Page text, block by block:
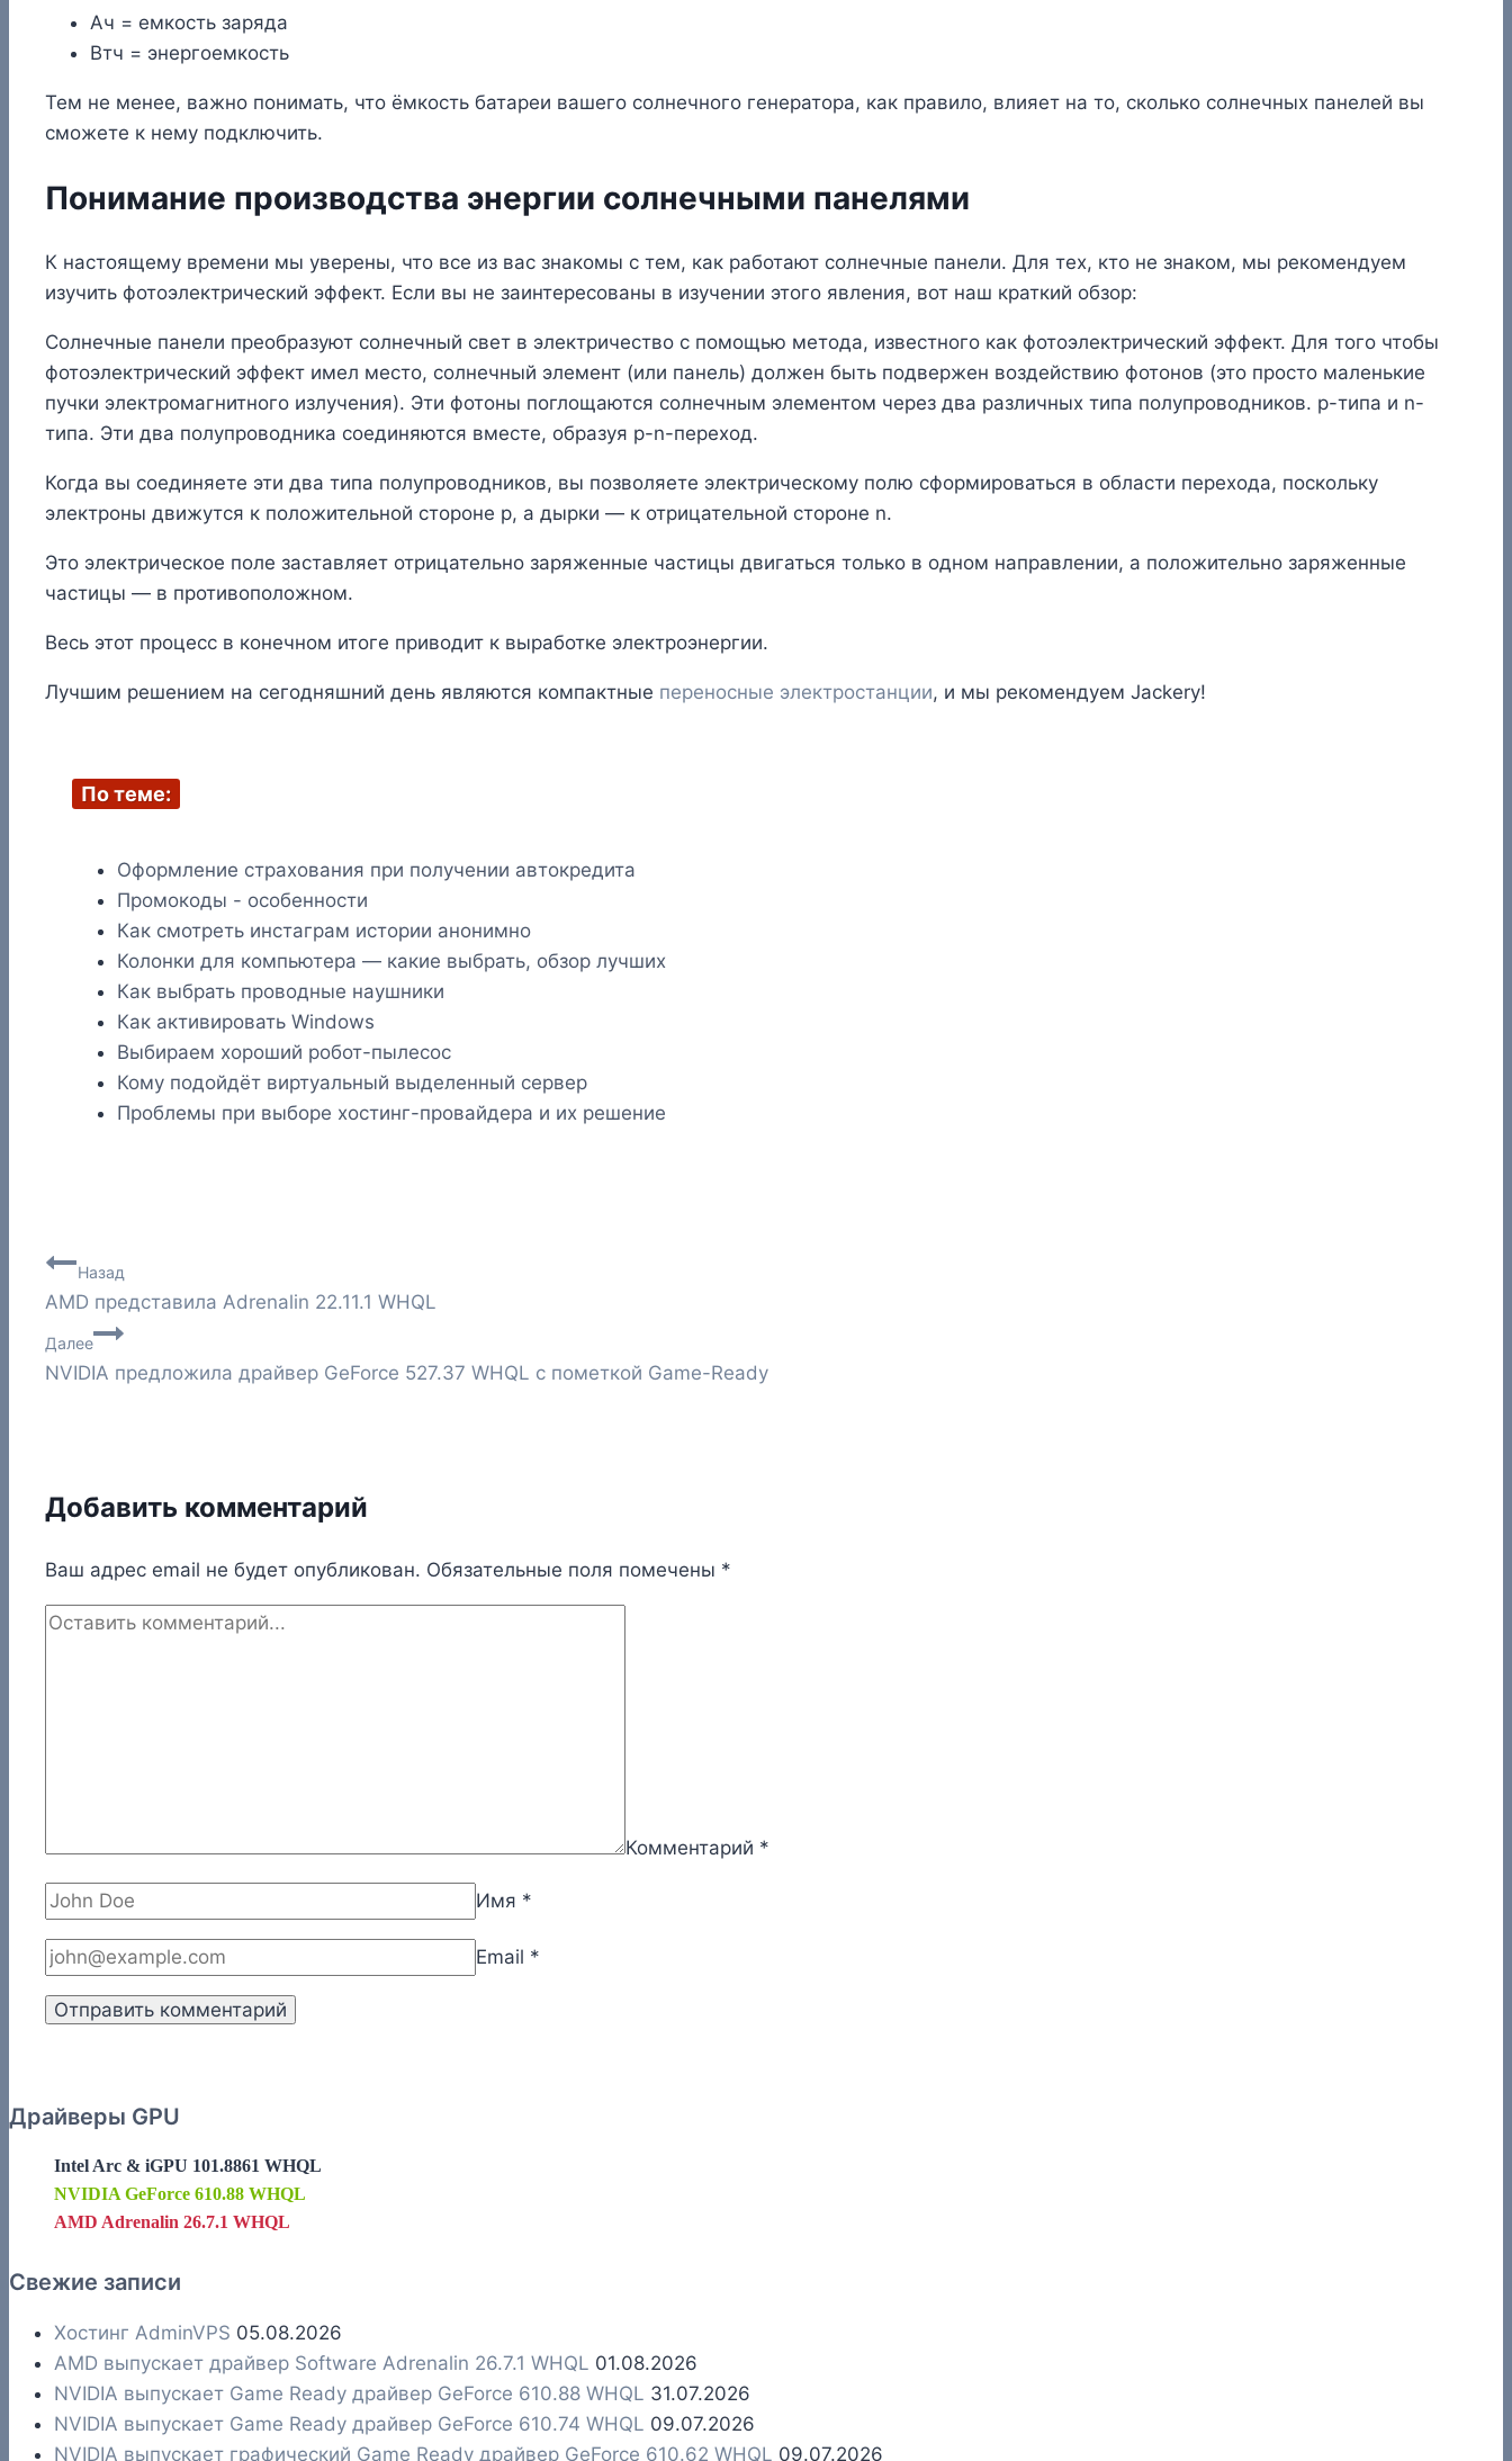
Ач = емкость заряда
Втч = энергоемкость
Тем не менее, важно понимать, что ёмкость батареи вашего солнечного генератора, как правило, влияет на то, сколько солнечных панелей вы
сможете к нему подключить.
Понимание производства энергии солнечными панелями
К настоящему времени мы уверены, что все из вас знакомы с тем, как работают солнечные панели. Для тех, кто не знаком, мы рекомендуем
изучить фотоэлектрический эффект. Если вы не заинтересованы в изучении этого явления, вот наш краткий обзор:
Солнечные панели преобразуют солнечный свет в электричество с помощью метода, известного как фотоэлектрический эффект. Для того чтобы
фотоэлектрический эффект имел место, солнечный элемент (или панель) должен быть подвержен воздействию фотонов (это просто маленькие
пучки электромагнитного излучения). Эти фотоны поглощаются солнечным элементом через два различных типа полупроводников. p-типа и n-
типа. Эти два полупроводника соединяются вместе, образуя p-n-переход.
Когда вы соединяете эти два типа полупроводников, вы позволяете электрическому полю сформироваться в области перехода, поскольку
электроны движутся к положительной стороне p, а дырки — к отрицательной стороне n.
Это электрическое поле заставляет отрицательно заряженные частицы двигаться только в одном направлении, а положительно заряженные
частицы — в противоположном.
Весь этот процесс в конечном итоге приводит к выработке электроэнергии.
Лучшим решением на сегодняшний день являются компактные переносные электростанции, и мы рекомендуем Jackery!
По теме:
Оформление страхования при получении автокредита
Промокоды - особенности
Как смотреть инстаграм истории анонимно
Колонки для компьютера — какие выбрать, обзор лучших
Как выбрать проводные наушники
Как активировать Windows
Выбираем хороший робот-пылесос
Кому подойдёт виртуальный выделенный сервер
Проблемы при выборе хостинг-провайдера и их решение
Навигация
по
записям
Назад
AMD представила Adrenalin 22.11.1 WHQL
Далее
NVIDIA предложила драйвер GeForce 527.37 WHQL с пометкой Game-Ready
Добавить комментарий
Ваш адрес email не будет опубликован. Обязательные поля помечены *
Комментарий *
Имя *
Email *
Драйверы GPU
Intel Arc & iGPU 101.8861 WHQL
NVIDIA GeForce 610.88 WHQL
AMD Adrenalin 26.7.1 WHQL
Свежие записи
Хостинг AdminVPS 05.08.2026
AMD выпускает драйвер Software Adrenalin 26.7.1 WHQL 01.08.2026
NVIDIA выпускает Game Ready драйвер GeForce 610.88 WHQL 31.07.2026
NVIDIA выпускает Game Ready драйвер GeForce 610.74 WHQL 09.07.2026
NVIDIA выпускает графический Game Ready драйвер GeForce 610.62 WHQL 09.07.2026